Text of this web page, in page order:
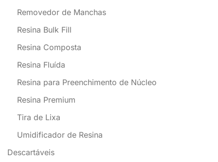
Removedor de Manchas
Resina Bulk Fill
Resina Composta
Resina Fluída
Resina para Preenchimento de Núcleo
Resina Premium
Tira de Lixa
Umidificador de Resina
Descartáveis